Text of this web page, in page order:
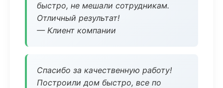
быстро, не мешали сотрудникам.
Отличный результат!
— Клиент компании
Спасибо за качественную работу!
Построили дом быстро, все по